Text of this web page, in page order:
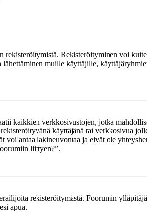
Rekisteröityminen voi
muille käyttäjille,
kaikkien verkkosivustojen, jotka
käyttäjänä tai verkkosivua
antaa lakineuvontaa ja eivät ole
liittyen?”.
rekisteröitymästä. Foorumin
apua.